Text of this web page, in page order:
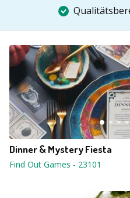
Dinner & Mystery Fiesta
Find Out Games - 23101